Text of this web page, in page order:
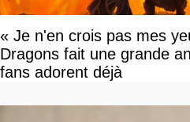
« Je n'en crois pas mes
Dragons fait une grande
fans adorent déjà